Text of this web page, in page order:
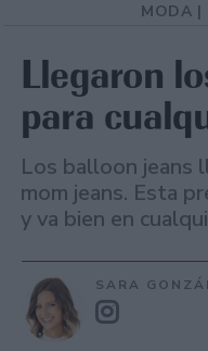
MODA |
Llegaron
para
Los balloon jeans
mom jeans. Esta
y va bien en
SARA